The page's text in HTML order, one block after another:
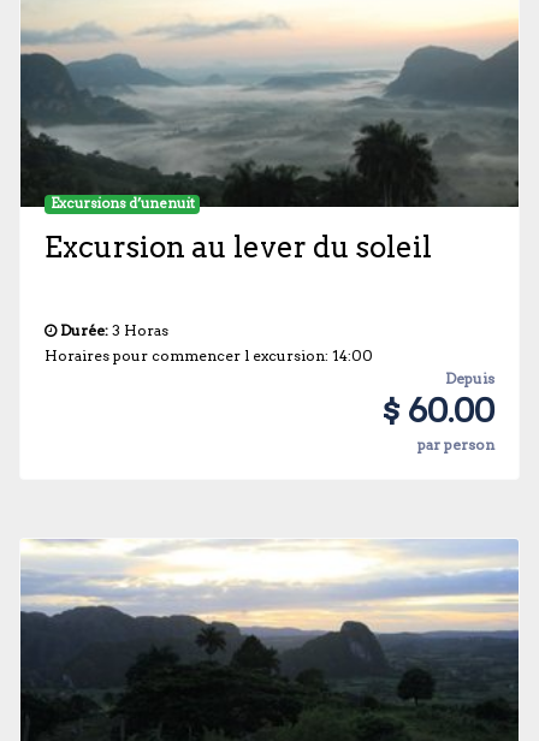
Excursions d’une nuit
Excursion au lever du soleil
Durée: 3 Horas
Horaires pour commencer l excursion: 14:00
Depuis
$ 60.00
par person